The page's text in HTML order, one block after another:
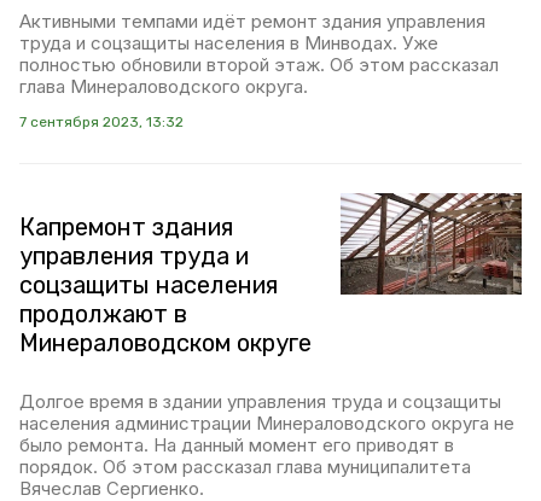
Активными темпами идёт ремонт здания управления
труда и соцзащиты населения в Минводах. Уже
полностью обновили второй этаж. Об этом рассказал
глава Минераловодского округа.
7 сентября 2023, 13:32
Капремонт здания
управления труда и
соцзащиты населения
продолжают в
Минераловодском округе
Долгое время в здании управления труда и соцзащиты
населения администрации Минераловодского округа не
было ремонта. На данный момент его приводят в
порядок. Об этом рассказал глава муниципалитета
Вячеслав Сергиенко.